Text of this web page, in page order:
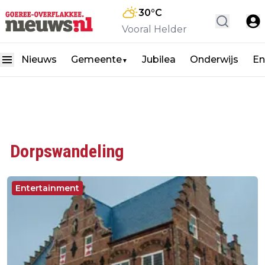
30°C
Vooral Helder
Nieuws Gemeente▼ Jubilea Onderwijs
Dorpswandeling
Entertainment